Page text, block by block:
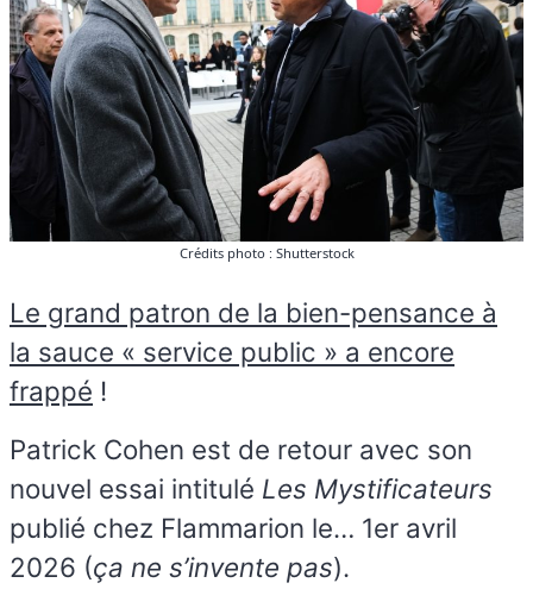
Crédits photo : Shutterstock
Le grand patron de la bien-pensance à
la sauce « service public » a encore
frappé !
Patrick Cohen est de retour avec son
nouvel essai intitulé Les Mystificateurs
publié chez Flammarion le… 1er avril
2026 (ça ne s’invente pas).